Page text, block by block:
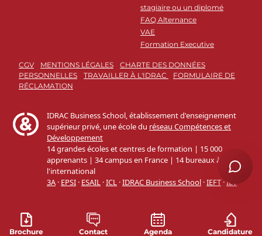
Brochure Contact Agenda Candidature
stagiaire ou un diplomé
FAQ Alternance
VAE
Formation Executive
CGV MENTIONS LÉGALES
CHARTE DES DONNÉES
PERSONNELLES
TRAVAILLER À L'IDRAC
FORMULAIRE DE
RÉCLAMATION